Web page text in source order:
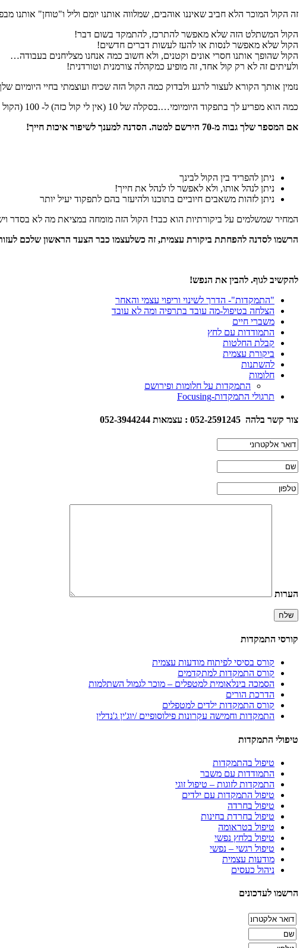
זה הקול המוכר הלא חביב שאיננו אוהבים, שמלווה אותנו יומם וליל ו"טוחן" אותנו
הקול המשתלט הזה שלא מאפשר להתרכז, להתמקד בשום דבר!
הקול שלא מאפשר לנסות או להעז לעשות דברים חדשים!
הקול שהופך אותנו חסרי אונים וקטנים, ולא חשוב כמה אנחנו מצליחנים בעבודה…
ולעיתים זה לא רק קול אחד, זה מופיע כמקהלה צורמנית וטורדנית!
נזמין אותך הקורא לעצור לרגע ולבדוק כמה הקול הזה שכיח ועוצמתי בחיי היומיום
כמה הוא מפריע לך בתפקוד היומיומי….בסקלה של 10 (אין לי קול כזה) ל- 100 (הקול הזה מנהל את חיי…)
אם המספר שלך גבוה מ-70 הירשם למטה. הסדנה למענך לשיפור איכות חייך!
ניתן להפריד בין הקול לבינך
ניתן לנהל אותו, ולא לאפשר לו לנהל את חייך!
ניתן לזהות משאבים חיוביים בתוכנו ולהיעזר בהם לתפקוד יעיל יותר
המחיר שמשלמים על ביקורתיות הוא כבד! הקול הזה מומחה במציאת מה לא בסדר ויש
הרשמו לסדנה להפחתת ביקורת עצמית, זה כשלעצמו כבר הצעד הראשון שלכם
להקשיב לגוף. להבין את הנפש!
"התמקדות"- הדרך לשינוי וריפוי עצמי והאחר
הצלחה בטיפול-מה עובד בתרפיה ומה לא עובד
משברי חיים
התמודדות עם לחץ
קבלת החלטות
ביקורת עצמית
להשתנות
חלומות
התמקדות על חלומות ופירושם
תרגולי התמקדות-Focusing
צור קשר בלהה 052-2591245 : עצמאות 052-3944244
הערות
קורסי התמקדות
קורס בסיסי לפיתוח מודעות עצמית
קורס התמקדות למתקדמים
הסמכה בינלאומית למטפלים – מוכר לגמול השתלמות
הדרכת הורים
קורס התמקדות ילדים למטפלים
התמקדות וחמישה עקרונות פילוסופיים /יוג'ין ג'נדלין
טיפולי התמקדות
טיפול בהתמקדות
התמודדות עם משבר
התמקדות לזוגות – טיפול זוגי
טיפול התמקדות עם ילדים
טיפול בחרדה
טיפול בחרדת בחינות
טיפול בטראומה
טיפול בלחץ נפשי
טיפול רגשי – נפשי
מודעות עצמית
ניהול כעסים
הרשמו לעדכונים